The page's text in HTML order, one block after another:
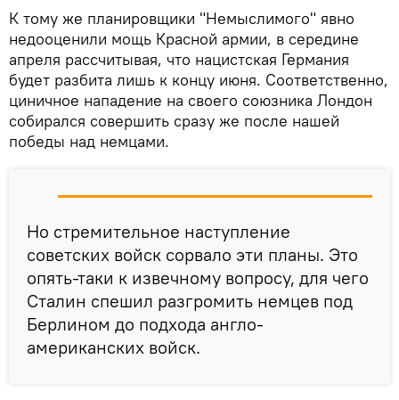
К тому же планировщики "Немыслимого" явно
недооценили мощь Красной армии, в середине
апреля рассчитывая, что нацистская Германия
будет разбита лишь к концу июня. Соответственно,
циничное нападение на своего союзника Лондон
собирался совершить сразу же после нашей
победы над немцами.
Но стремительное наступление
советских войск сорвало эти планы. Это
опять-таки к извечному вопросу, для чего
Сталин спешил разгромить немцев под
Берлином до подхода англо-
американских войск.